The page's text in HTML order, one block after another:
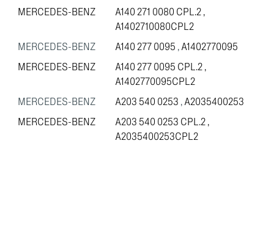
MERCEDES-BENZ
A140 271 0080 CPL.2,
A1402710080CPL2
MERCEDES-BENZ
A140 277 0095 ,A1402770095
MERCEDES-BENZ
A140 277 0095 CPL.2,
A1402770095CPL2
MERCEDES-BENZ
A203 540 0253 ,A2035400253
MERCEDES-BENZ
A203 540 0253 CPL.2,
A2035400253CPL2